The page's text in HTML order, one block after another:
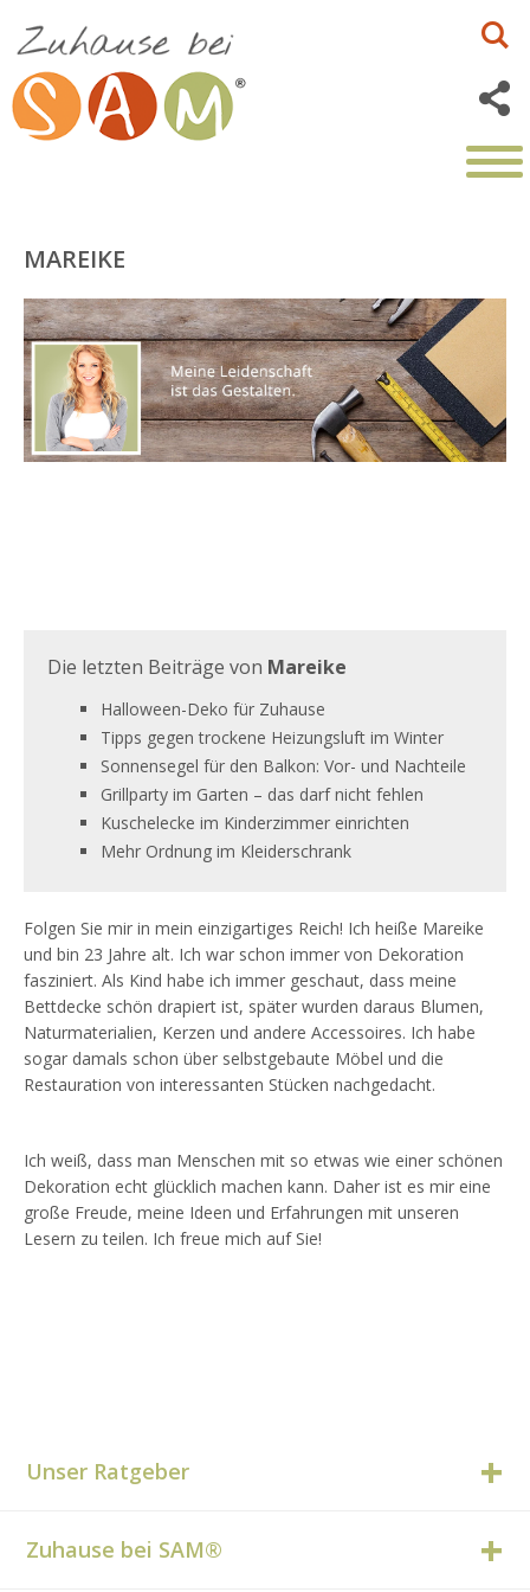
MAREIKE
Die letzten Beiträge von Mareike
Halloween-Deko für Zuhause
Tipps gegen trockene Heizungsluft im Winter
Sonnensegel für den Balkon: Vor- und Nachteile
Grillparty im Garten – das darf nicht fehlen
Kuschelecke im Kinderzimmer einrichten
Mehr Ordnung im Kleiderschrank
Folgen Sie mir in mein einzigartiges Reich! Ich heiße Mareike
und bin 23 Jahre alt. Ich war schon immer von Dekoration
fasziniert. Als Kind habe ich immer geschaut, dass meine
Bettdecke schön drapiert ist, später wurden daraus Blumen,
Naturmaterialien, Kerzen und andere Accessoires. Ich habe
sogar damals schon über selbstgebaute Möbel und die
Restauration von interessanten Stücken nachgedacht.
Ich weiß, dass man Menschen mit so etwas wie einer schönen
Dekoration echt glücklich machen kann. Daher ist es mir eine
große Freude, meine Ideen und Erfahrungen mit unseren
Lesern zu teilen. Ich freue mich auf Sie!
Unser Ratgeber
Zuhause bei SAM®